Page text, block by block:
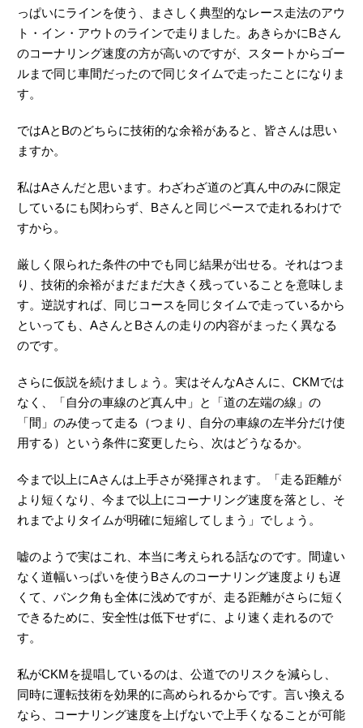
っぱいにラインを使う、まさしく典型的なレース走法のアウ
ト・イン・アウトのラインで走りました。あきらかにBさん
のコーナリング速度の方が高いのですが、スタートからゴー
ルまで同じ車間だったので同じタイムで走ったことになりま
す。
ではAとBのどちらに技術的な余裕があると、皆さんは思い
ますか。
私はAさんだと思います。わざわざ道のど真ん中のみに限定
しているにも関わらず、Bさんと同じペースで走れるわけで
すから。
厳しく限られた条件の中でも同じ結果が出せる。それはつま
り、技術的余裕がまだまだ大きく残っていることを意味しま
す。逆説すれば、同じコースを同じタイムで走っているから
といっても、AさんとBさんの走りの内容がまったく異なる
のです。
さらに仮説を続けましょう。実はそんなAさんに、CKMでは
なく、「自分の車線のど真ん中」と「道の左端の線」の
「間」のみ使って走る（つまり、自分の車線の左半分だけ使
用する）という条件に変更したら、次はどうなるか。
今まで以上にAさんは上手さが発揮されます。「走る距離が
より短くなり、今まで以上にコーナリング速度を落とし、そ
れまでよりタイムが明確に短縮してしまう」でしょう。
嘘のようで実はこれ、本当に考えられる話なのです。間違い
なく道幅いっぱいを使うBさんのコーナリング速度よりも遅
くて、バンク角も全体に浅めですが、走る距離がさらに短く
できるために、安全性は低下せずに、より速く走れるので
す。
私がCKMを提唱しているのは、公道でのリスクを減らし、
同時に運転技術を効果的に高められるからです。言い換える
なら、コーナリング速度を上げないで上手くなることが可能